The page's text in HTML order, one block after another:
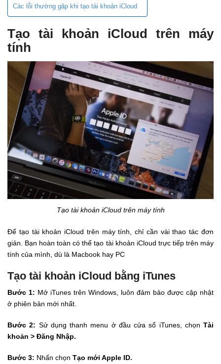
Các lỗi thường gặp khi tạo tài khoản iCloud
Tạo tài khoản iCloud trên máy
tính
Tạo tài khoản iCloud trên máy tính
Để tạo tài khoản iCloud trên máy tính, chỉ cần vài thao tác đơn
giản. Bạn hoàn toàn có thể tạo tài khoản iCloud trực tiếp trên máy
tính của mình, dù là Macbook hay PC
Tạo tài khoản iCloud bằng iTunes
Bước 1: Mở iTunes trên Windows, luôn đảm bảo được cập nhật
ở phiên bản mới nhất.
Bước 2: Sử dụng thanh menu ở đầu cửa sổ iTunes, chọn Tài
khoản > Đăng Nhập.
Bước 3: Nhấn chọn Tạo mới Apple ID.